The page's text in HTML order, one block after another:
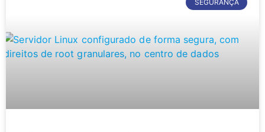
SEGURANÇA